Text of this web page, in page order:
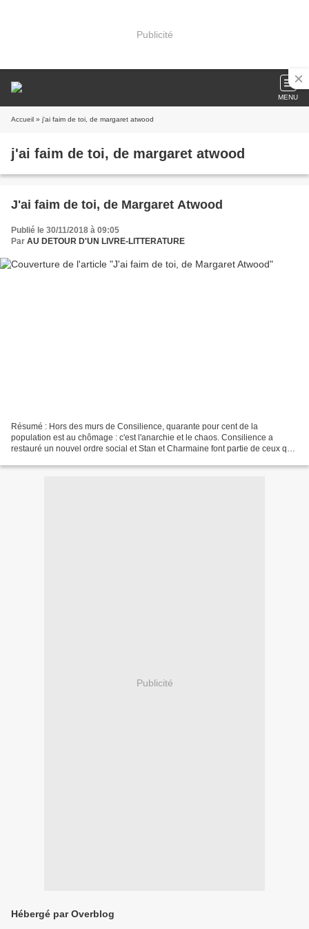
Publicité
MENU
Accueil » j'ai faim de toi, de margaret atwood
j'ai faim de toi, de margaret atwood
J'ai faim de toi, de Margaret Atwood
Publié le 30/11/2018 à 09:05
Par AU DETOUR D'UN LIVRE-LITTERATURE
Résumé : Hors des murs de Consilience, quarante pour cent de la
population est au chômage : c'est l'anarchie et le chaos. Consilience a
restauré un nouvel ordre social et Stan et Charmaine font partie de ceux qui
Publicité
Hébergé par Overblog